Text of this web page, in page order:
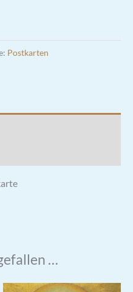
Postkarten
…